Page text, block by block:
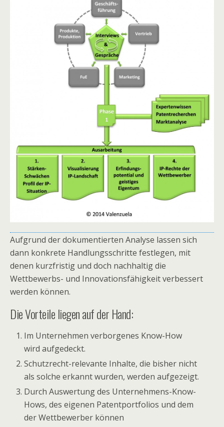
Aufgrund der dokumentierten Analyse lassen sich
dann konkrete Handlungsschritte festlegen, mit
denen kurzfristig und doch nachhaltig die
Wettbewerbs- und Innovationsfähigkeit verbessert
werden können.
Die Vorteile liegen auf der Hand:
Im Unternehmen verborgenes Know-How
wird aufgedeckt.
Schutzrecht-relevante Inhalte, die bisher nicht
als solche erkannt wurden, werden aufgezeigt.
Durch Auswertung des Unternehmens-Know-
Hows, des eigenen Patentportfolios und dem
der Wettbewerber können